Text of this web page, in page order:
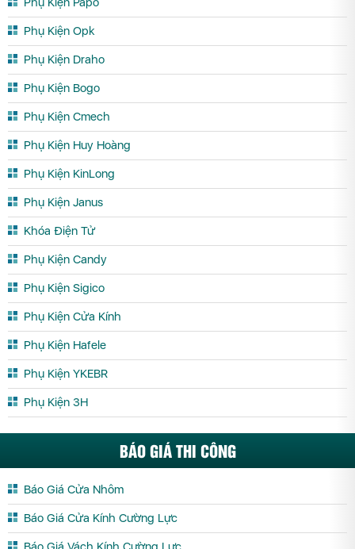
Phụ Kiện Opk
Phụ Kiện Draho
Phụ Kiện Bogo
Phụ Kiện Cmech
Phụ Kiện Huy Hoàng
Phụ Kiện KinLong
Phụ Kiện Janus
Khóa Điện Tử
Phụ Kiện Candy
Phụ Kiện Sigico
Phụ Kiện Cửa Kính
Phụ Kiện Hafele
Phụ Kiện YKEBR
Phụ Kiện 3H
BÁO GIÁ THI CÔNG
Báo Giá Cửa Nhôm
Báo Giá Cửa Kính Cường Lực